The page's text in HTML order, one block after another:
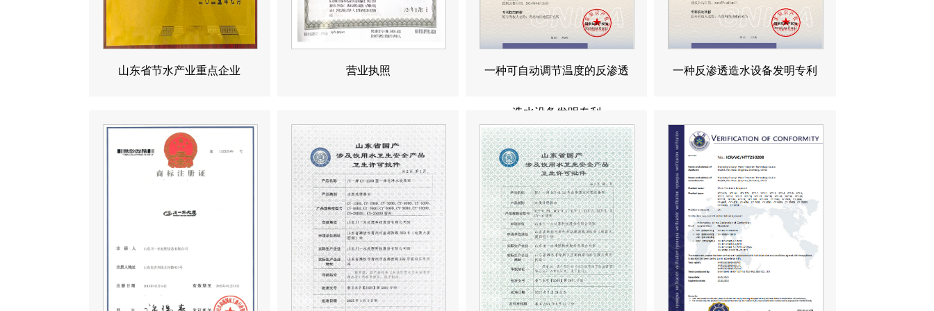
山东省节水产业重点企业 营业执照 一种可自动调节温度的反渗透
造水设备发明专利
一种反渗透造水设备发明专利